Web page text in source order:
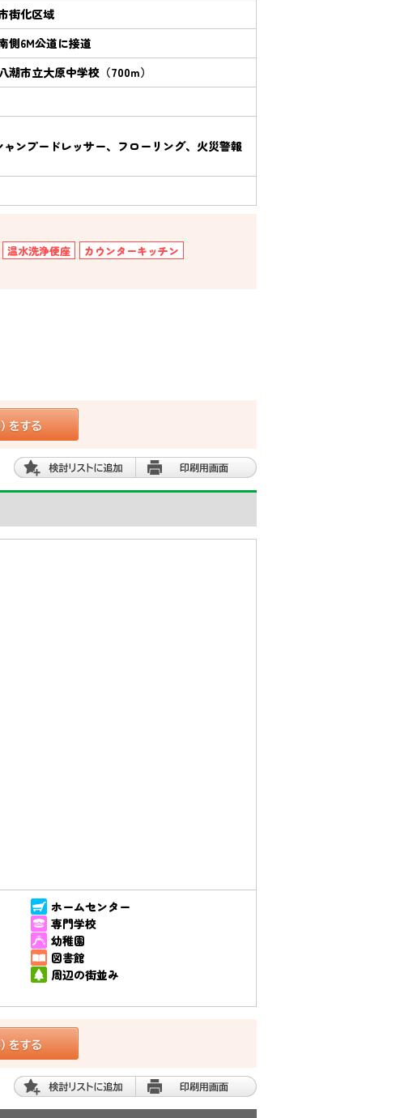
街化区域
側6M公道に接道
潮市立大原中学校（700m）
ンプードレッサー、フローリング、火災警報
温水洗浄便座
カウンターキッチン
ホームセンター
専門学校
幼稚園
図書館
周辺の街並み